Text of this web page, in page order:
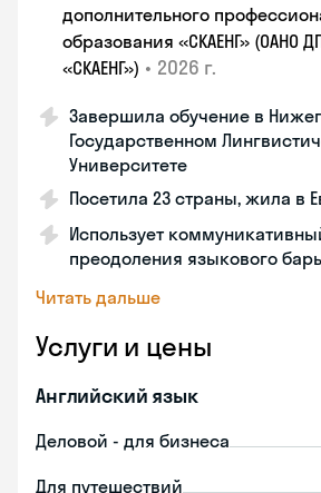
дополнительного
образования «СКАЕНГ» (ОАНО
«СКАЕНГ») • 2026 г.
Завершила обучение в
Государственном
Университете
Посетила 23 страны, жила в
Использует
преодоления языкового
Читать дальше
Услуги и цены
Английский язык
Деловой - для бизнеса
Для путешествий